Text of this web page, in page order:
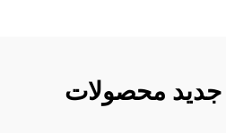
محصولات